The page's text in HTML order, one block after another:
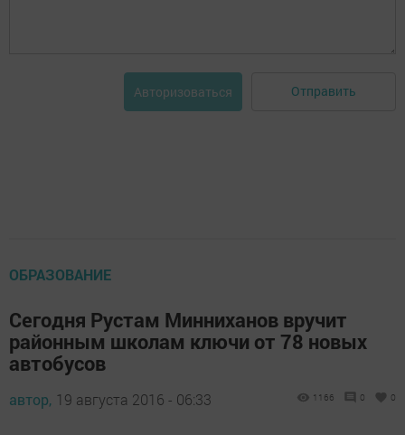
Авторизоваться Отправить
ОБРАЗОВАНИЕ
Сегодня Рустам Минниханов вручит
районным школам ключи от 78 новых
автобусов
автор, 19 августа 2016 - 06:33 1166 0 0